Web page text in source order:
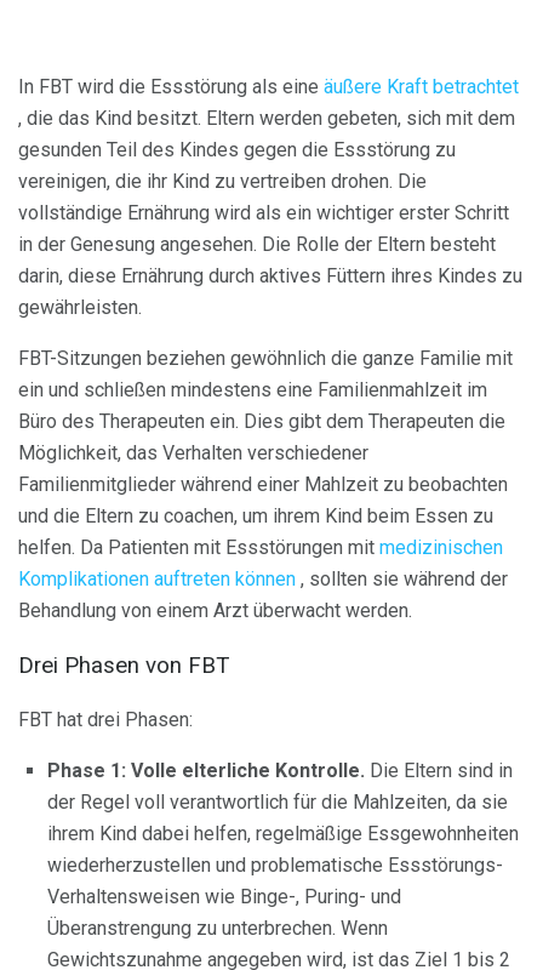
In FBT wird die Essstörung als eine äußere Kraft betrachtet
, die das Kind besitzt. Eltern werden gebeten, sich mit dem
gesunden Teil des Kindes gegen die Essstörung zu
vereinigen, die ihr Kind zu vertreiben drohen. Die
vollständige Ernährung wird als ein wichtiger erster Schritt
in der Genesung angesehen. Die Rolle der Eltern besteht
darin, diese Ernährung durch aktives Füttern ihres Kindes zu
gewährleisten.
FBT-Sitzungen beziehen gewöhnlich die ganze Familie mit
ein und schließen mindestens eine Familienmahlzeit im
Büro des Therapeuten ein. Dies gibt dem Therapeuten die
Möglichkeit, das Verhalten verschiedener
Familienmitglieder während einer Mahlzeit zu beobachten
und die Eltern zu coachen, um ihrem Kind beim Essen zu
helfen. Da Patienten mit Essstörungen mit medizinischen
Komplikationen auftreten können , sollten sie während der
Behandlung von einem Arzt überwacht werden.
Drei Phasen von FBT
FBT hat drei Phasen:
Phase 1: Volle elterliche Kontrolle. Die Eltern sind in
der Regel voll verantwortlich für die Mahlzeiten, da sie
ihrem Kind dabei helfen, regelmäßige Essgewohnheiten
wiederherzustellen und problematische Essstörungs-
Verhaltensweisen wie Binge-, Puring- und
Überanstrengung zu unterbrechen. Wenn
Gewichtszunahme angegeben wird, ist das Ziel 1 bis 2